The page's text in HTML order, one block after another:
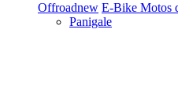
Offroadnew E-Bike Motos
Panigale